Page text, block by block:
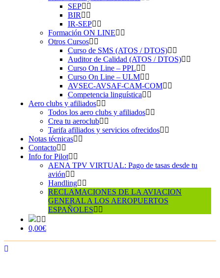
SEP
BIR
IR-SEP
Formación ON LINE
Otros Cursos
Curso de SMS (ATOS / DTOS)
Auditor de Calidad (ATOS / DTOS)
Curso On Line – PPL
Curso On Line – ULM
AVSEC-AVSAF-CAM-COM
Competencia linguística
Aero clubs y afiliados
Todos los aero clubs y afiliados
Crea tu aeroclub
Tarifa afiliados y servicios ofrecidos
Notas técnicas
Contacto
Info for Pilot
AENA TPV VIRTUAL: Pago de tasas desde tu
avión
Handling
RECLAMACIONES DE LA AVIACION
GENERAL A LOS AEROPUERTOS
ESPAÑOLES
0,00€